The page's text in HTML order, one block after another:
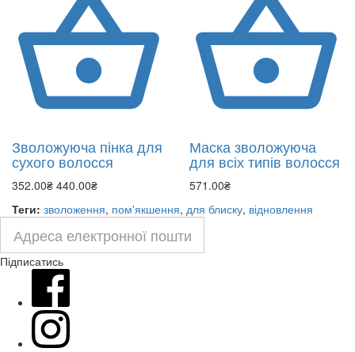
Зволожуюча пінка для
сухого волосся
352.00₴ 440.00₴
Маска зволожуюча
для всіх типів волосся
571.00₴
Теги: зволоження, пом'якшення, для блиску, відновлення
Підписатись